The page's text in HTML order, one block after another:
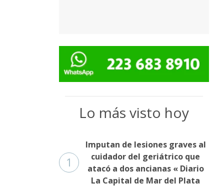
Lo más visto hoy
1
Imputan de lesiones graves al
cuidador del geriátrico que
atacó a dos ancianas « Diario
La Capital de Mar del Plata